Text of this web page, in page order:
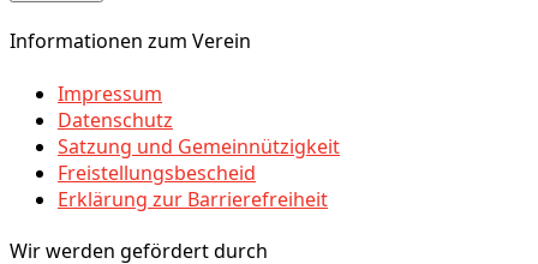
Informationen zum Verein
Impressum
Datenschutz
Satzung und Gemeinnützigkeit
Freistellungsbescheid
Erklärung zur Barrierefreiheit
Wir werden gefördert durch